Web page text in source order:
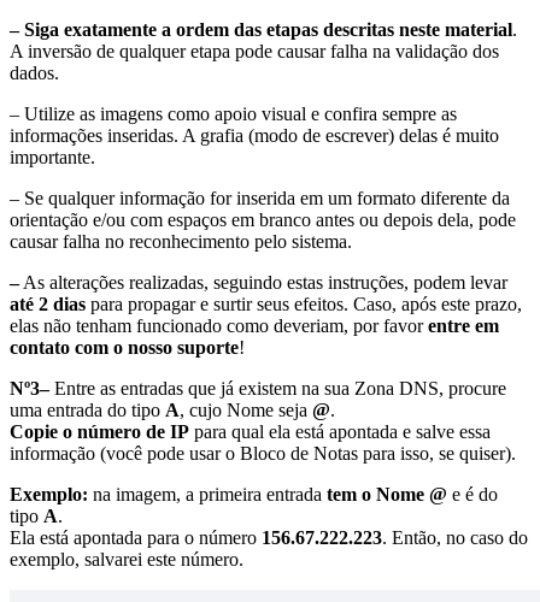
– Siga exatamente a ordem das etapas descritas neste material.
A inversão de qualquer etapa pode causar falha na validação dos
dados.
– Utilize as imagens como apoio visual e confira sempre as
informações inseridas. A grafia (modo de escrever) delas é muito
importante.
– Se qualquer informação for inserida em um formato diferente da
orientação e/ou com espaços em branco antes ou depois dela, pode
causar falha no reconhecimento pelo sistema.
–As alterações realizadas, seguindo estas instruções, podem levar
até 2 dias para propagar e surtir seus efeitos. Caso, após este prazo,
elas não tenham funcionado como deveriam, por favorentre em
contato com o nosso suporte!
Nº3–Entre as entradas que já existem na sua Zona DNS, procure
uma entrada do tipo A, cujo Nome seja @.
Copie o número de IP para qual ela está apontada e salve essa
informação (você pode usar o Bloco de Notas para isso, se quiser).
Exemplo: na imagem, a primeira entrada tem o Nome @ e é do
tipo A.
Ela está apontada para o número 156.67.222.223. Então, no caso do
exemplo, salvarei este número.